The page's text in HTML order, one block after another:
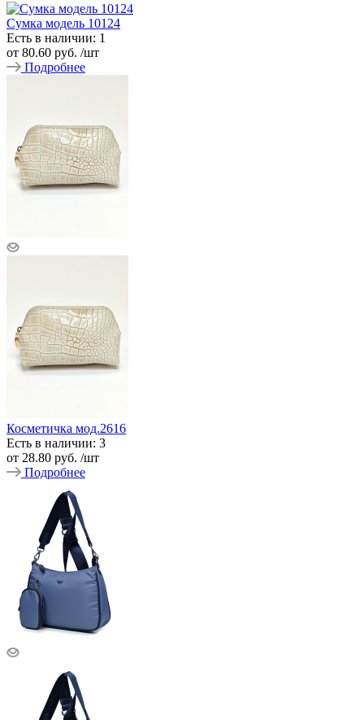
Сумка модель 10124
Есть в наличии: 1
от 80.60 руб. /шт
Подробнее
Косметичка мод.2616
Есть в наличии: 3
от 28.80 руб. /шт
Подробнее